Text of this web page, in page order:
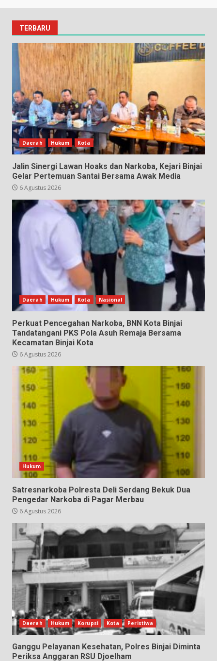
TERBARU
Daerah Hukum Kota
Jalin Sinergi Lawan Hoaks dan Narkoba, Kejari Binjai
Gelar Pertemuan Santai Bersama Awak Media
6 Agustus 2026
Daerah Hukum Kota Nasional
Perkuat Pencegahan Narkoba, BNN Kota Binjai
Tandatangani PKS Pola Asuh Remaja Bersama
Kecamatan Binjai Kota
6 Agustus 2026
Hukum
Satresnarkoba Polresta Deli Serdang Bekuk Dua
Pengedar Narkoba di Pagar Merbau
6 Agustus 2026
Daerah Hukum Korupsi Kota Peristiwa
Ganggu Pelayanan Kesehatan, Polres Binjai Diminta
Periksa Anggaran RSU Djoelham